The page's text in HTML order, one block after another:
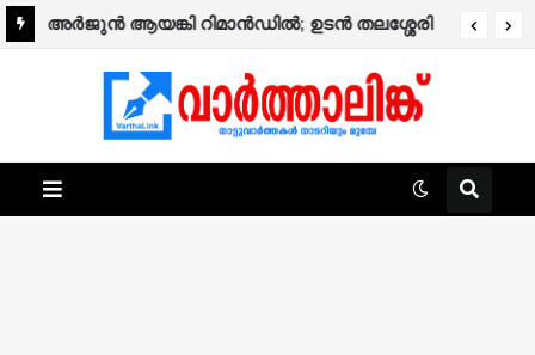
അര്‍ജുന്‍ ആയങ്കി റിമാന്‍ഡില്‍; ഉടന്‍ തലശ്ശേരി
കോഴിക്കോട് മെഡിക്കൽ കോളേജിൽ ലാബ്
ചെലവേറും.